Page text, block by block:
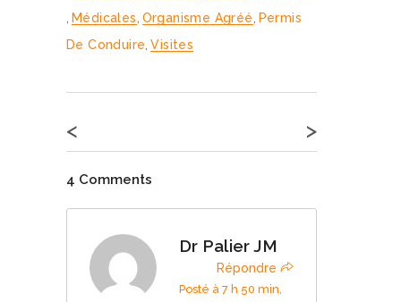
, Médicales, Organisme Agréé, Permis
De Conduire, Visites
< >
4 Comments
Dr Palier JM
Répondre
Posté à 7 h 50 min,